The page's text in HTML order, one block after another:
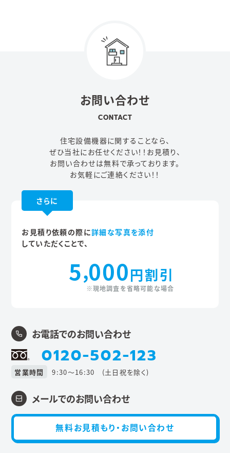
お問い合わせ
CONTACT
住宅設備機器に関することなら、
ぜひ当社にお任せください！！ お見積り、
お問い合わせは無料で承っております。
お気軽にご連絡ください！！
さらに
お見積り依頼の際に詳細な写真を添付
していただくことで、
5,000円割引
※現地調査を省略可能な場合
お電話でのお問い合わせ
0120-502-123
営業時間 9:30〜16:30 (土日祝を除く)
メールでのお問い合わせ
無料お見積もり・お問い合わせ